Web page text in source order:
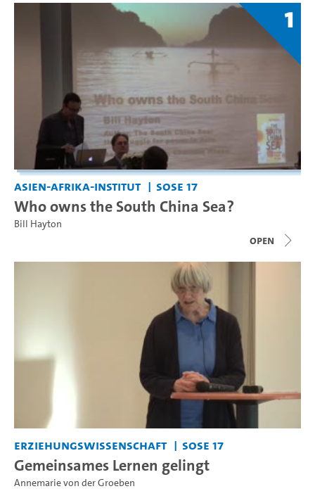
1
Asien-Afrika-Institut SoSe 17
Who owns the South China Sea?
Bill Hayton
open
Erziehungswissenschaft SoSe 17
Gemeinsames Lernen gelingt
Annemarie von der Groeben